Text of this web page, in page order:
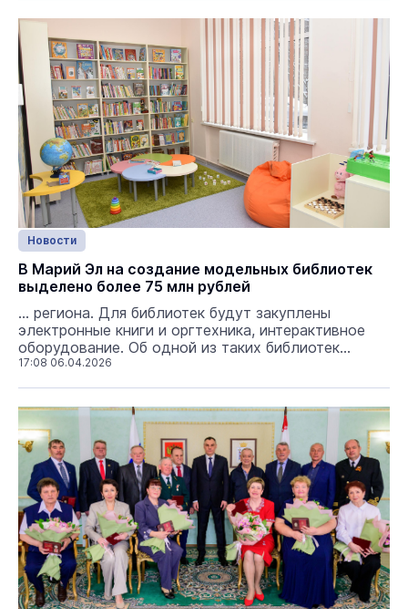
Новости
В Марий Эл на создание модельных библиотек
выделено более 75 млн рублей
... региона. Для библиотек будут закуплены
электронные книги и оргтехника, интерактивное
оборудование. Об одной из таких библиотек
написалЮрий Зайцев
человек. После модернизации ...
17:08 06.04.2026